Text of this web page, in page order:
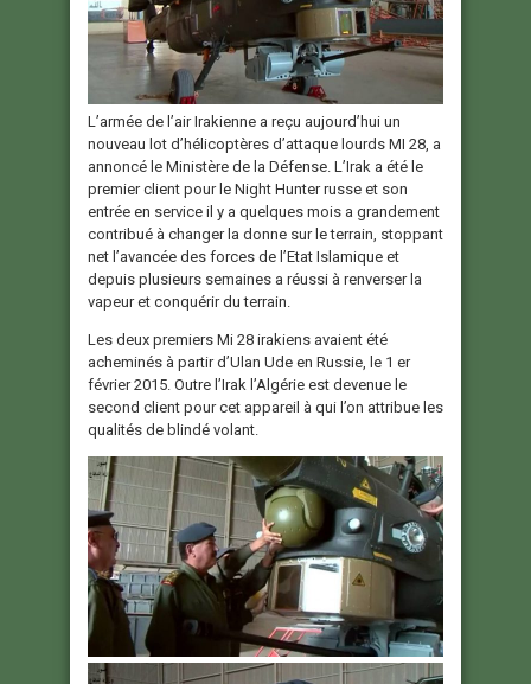
L’armée de l’air Irakienne a reçu aujourd’hui un
nouveau lot d’hélicoptères d’attaque lourds MI 28, a
annoncé le Ministère de la Défense. L’Irak a été le
premier client pour le Night Hunter russe et son
entrée en service il y a quelques mois a grandement
contribué à changer la donne sur le terrain, stoppant
net l’avancée des forces de l’Etat Islamique et
depuis plusieurs semaines a réussi à renverser la
vapeur et conquérir du terrain.
Les deux premiers Mi 28 irakiens avaient été
acheminés à partir d’Ulan Ude en Russie, le 1 er
février 2015. Outre l’Irak l’Algérie est devenue le
second client pour cet appareil à qui l’on attribue les
qualités de blindé volant.